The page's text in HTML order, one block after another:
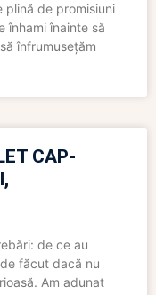
plină de promisiuni
înhami înainte să
înfrumusețăm
CAP-
de ce au
făcut dacă nu
Am adunat